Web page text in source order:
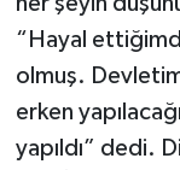
“Hayal
olmuş.
erken
yapıldı” dedi.